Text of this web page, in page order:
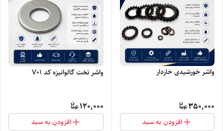
واشر خورشیدی خاردار
350,000
افزودن به سبد
واشر تخت گالوانیزه کد V01
120,000
افزودن به سبد